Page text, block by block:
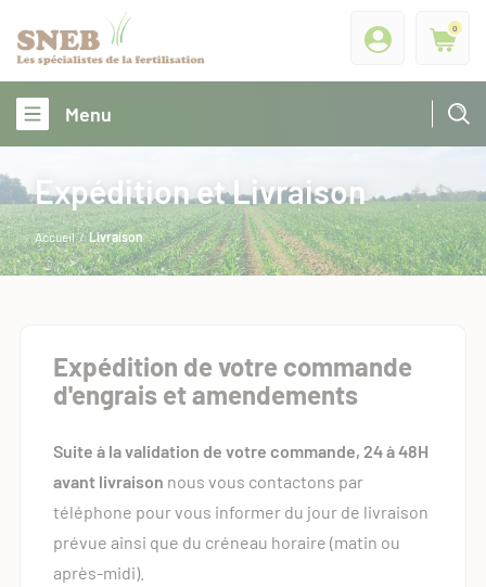
0
Menu
Expédition et Livraison
Accueil/Livraison
Expédition de votre commande
d'engrais et amendements
Suite à la validation de votre commande, 24 à 48H
avant livraison nous vous contactons par
téléphone pour vous informer du jour de livraison
prévue ainsi que du créneau horaire (matin ou
après-midi).